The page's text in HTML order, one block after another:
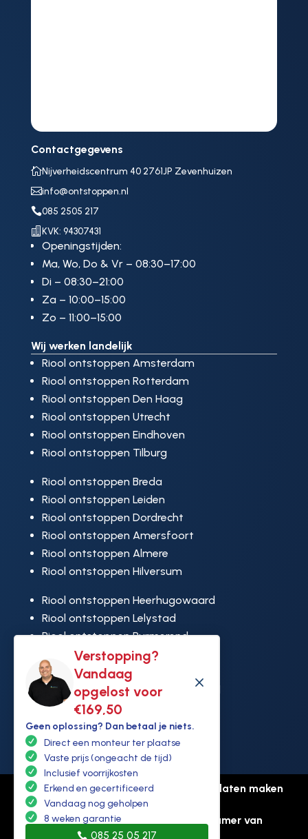
Verstopping?
Vandaag
opgelost voor
€169,50
M
Geen oplossing? Dan betaal je niets.
Direct een monteur ter plaatse
Vaste prijs (ongeacht de tijd)
Inclusief voorrijkosten
Erkend en gecertificeerd
Vandaag nog geholpen
8 weken garantie
085 25 05 217
Contactgegevens
Nijverheidscentrum 40 2761JP Zevenhuizen
info@ontstoppen.nl
085 2505 217
 KVK: 94307431
Openingstijden:
Ma, Wo, Do & Vr – 08:30–17:00
Di – 08:30–21:00
Za – 10:00–15:00
Zo – 11:00–15:00
Wij werken landelijk
Riool ontstoppen Amsterdam
Riool ontstoppen Rotterdam
Riool ontstoppen Den Haag
Riool ontstoppen Utrecht
Riool ontstoppen Eindhoven
Riool ontstoppen Tilburg
Riool ontstoppen Breda
Riool ontstoppen Leiden
Riool ontstoppen Dordrecht
Riool ontstoppen Amersfoort
Riool ontstoppen Almere
Riool ontstoppen Hilversum
Riool ontstoppen Heerhugowaard
Riool ontstoppen Lelystad
Riool ontstoppen Purmerend
Riool ontstoppen Ridderkerk
Riool ontstoppen Rijswijk
Riool ontstoppen Hoek van Holland
© Copyright Ontstoppen.nl |
Website laten maken
door Flexamedia
Privacyverklaring
Kamer van
koophandel: 94307431